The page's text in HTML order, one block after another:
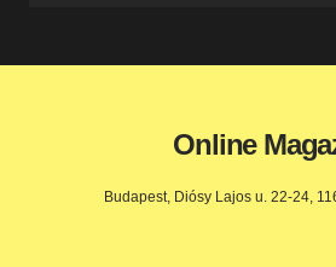
Online
Budapest, Diósy Lajos u. 22-24,